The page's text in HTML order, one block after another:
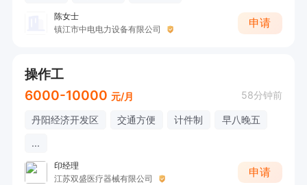
陈女士
镇江市中电电力设备有限公司
申请
操作工
6000-10000 元/月 58分钟前
丹阳经济开发区 交通方便 计件制
早八晚五
...
印经理
江苏双盛医疗器械有限公司
申请